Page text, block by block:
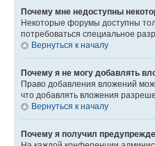
Почему мне недоступны
Некоторые форумы доступны
потребоваться специальное
Вернуться к началу
Почему я не могу добавлять
Право добавления вложений
что добавлять вложения
Вернуться к началу
Почему я получил